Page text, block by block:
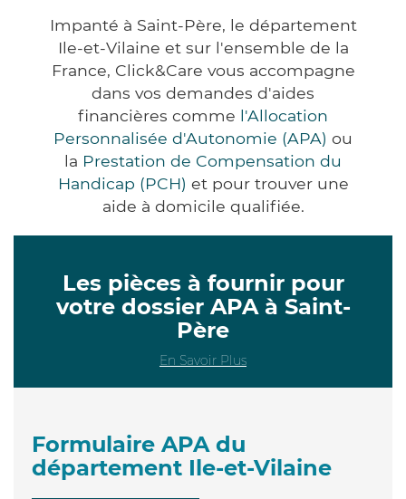
Impanté à Saint-Père, le département
Ile-et-Vilaine et sur l'ensemble de la
France, Click&Care vous accompagne
dans vos demandes d'aides
financières comme l'Allocation
Personnalisée d'Autonomie (APA) ou
la Prestation de Compensation du
Handicap (PCH) et pour trouver une
aide à domicile qualifiée.
Les pièces à fournir pour
votre dossier APA à Saint-
Père
En Savoir Plus
Formulaire APA du
département Ile-et-Vilaine